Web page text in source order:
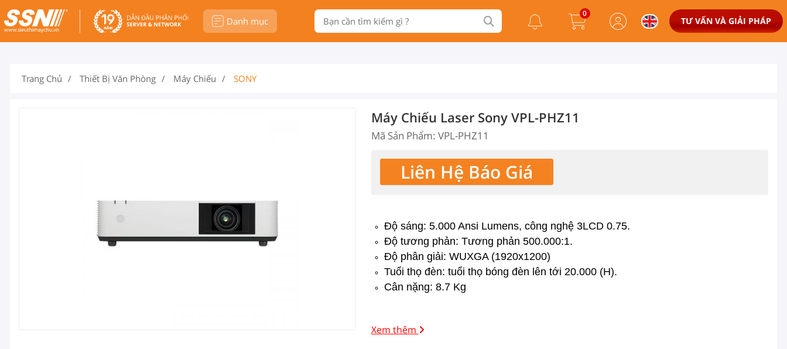
Danh mục
0
TƯ VẤN VÀ GIẢI PHÁP
Trang Chủ Thiết Bị Văn Phòng Máy Chiếu SONY
Máy Chiếu Laser Sony VPL-PHZ11
Mã Sản Phẩm: VPL-PHZ11
Liên Hệ Báo Giá
Độ sáng: 5.000 Ansi Lumens, công nghệ 3LCD 0.75.
Độ tương phản: Tương phản 500.000:1.
Độ phân giải: WUXGA (1920x1200)
Tuổi thọ đèn: tuổi thọ bóng đèn lên tới 20.000 (H).
Cân nặng: 8.7 Kg
Xem thêm